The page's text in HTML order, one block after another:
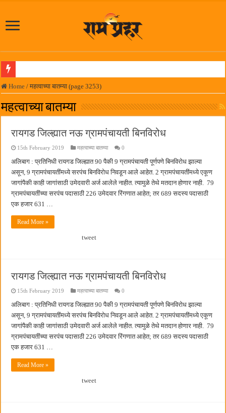
आमदार प्रशांत ठाकूर यांच्या उपस्थितीत विद्यार्थ्यांना रेनकोट, शिक्षकांना छत्री वाटप
लोकनेते रामशेठ ठाकूर समाजसेवेतील हिरा -आमदार रविशेठ पाटील
समाजप्रिय नेतृत्व आमदार प्रशांत ठाकूर यांच्या वाढदिवसानिमित्त राज्यभरातून शुभेच्छांचा वर्षाव
पनवेलमध्ये ८ ऑगस्टला महारोजगार मेळावा
सर्वात मोठ्या दिवाळी अंक स्पर्धेचा निकाल जाहीर
जनार्दन भगत शिक्षण प्रसारक संस्थेच्या मुख्य प्रशासकीय कार्यालयासह भव्य मूट कोर्टचे बुधवारी
पालेखुर्द येथील जि.प. शाळेच्या नूतन इमारतीचे लोकनेते रामशेठ ठाकूर यांच्या उद्घाटन
हर घर तिरंगा अभियानासंदर्भात पनवेलमध्ये बैठक
कामोठे येथे समाजोपयोगी वस्तूंच्या वाटपाचा उपक्रम
छत्रपती शिवाजी महाराज महाराजस्व समाधान शिबिरास पनवेलमध्ये उत्स्फूर्त प्रतिसाद
Home / महत्वाच्या बातम्या (page 3253)
महत्वाच्या बातम्या
रायगड जिल्ह्यात नऊ ग्रामपंचायती बिनविरोध
15th February 2019 महत्वाच्या बातम्या 0
अलिबाग : प्रतिनिधी रायगड जिल्ह्यात 90 पैकी 9 ग्रामपंचायती पूर्णपणे बिनविरोध झाल्या
असून, 9 ग्रामपंचायतींमध्ये सरपंच बिनविरोध निवडून आले आहेत. 2 ग्रामपंचायतींमध्ये एकूण
जागांपैकी काही जागांसाठी उमेदवारी अर्ज आलेले नाहीत. त्यामुळे तेथे मतदान होणार नाही. 79
ग्रामपंचायतींच्या सरपंच पदासाठी 226 उमेदवार रिंगणात आहेत; तर 689 सदस्य पदासाठी
एक हजार 631 …
Read More »
tweet
रायगड जिल्ह्यात नऊ ग्रामपंचायती बिनविरोध
15th February 2019 महत्वाच्या बातम्या 0
अलिबाग : प्रतिनिधी रायगड जिल्ह्यात 90 पैकी 9 ग्रामपंचायती पूर्णपणे बिनविरोध झाल्या
असून, 9 ग्रामपंचायतींमध्ये सरपंच बिनविरोध निवडून आले आहेत. 2 ग्रामपंचायतींमध्ये एकूण
जागांपैकी काही जागांसाठी उमेदवारी अर्ज आलेले नाहीत. त्यामुळे तेथे मतदान होणार नाही. 79
ग्रामपंचायतींच्या सरपंच पदासाठी 226 उमेदवार रिंगणात आहेत; तर 689 सदस्य पदासाठी
एक हजार 631 …
Read More »
tweet